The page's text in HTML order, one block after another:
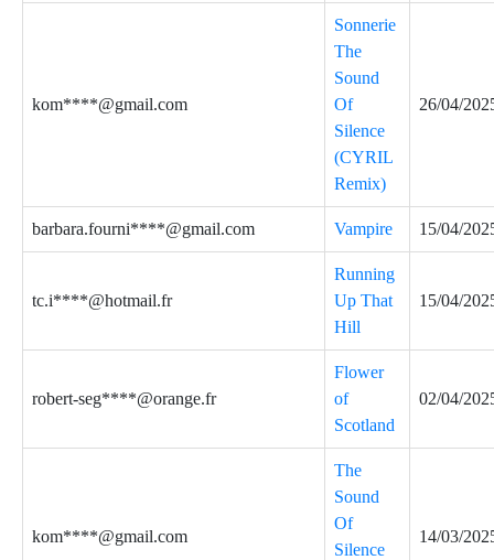
kom****@gmail.com
Sonnerie
The
Sound
Of
Silence
(CYRIL
Remix)
26/04/
barbara.fourni****@gmail.com Vampire 15/04/
tc.i****@hotmail.fr
Running
Up That
Hill
15/04/
robert-seg****@orange.fr
Flower
of
Scotland
02/04/
kom****@gmail.com
The
Sound
Of
Silence
14/03/